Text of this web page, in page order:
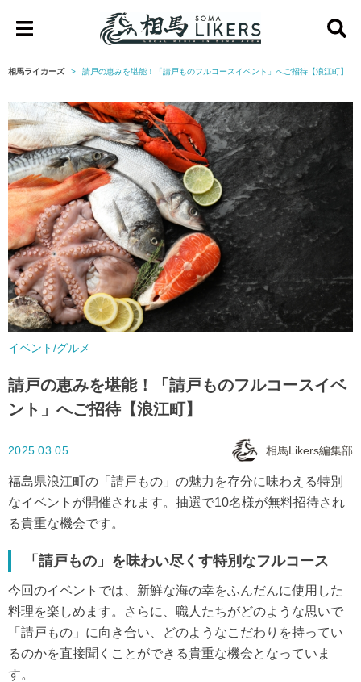
馬
イ
カ
ー
ズ
相馬ライカーズ 請戸の恵みを堪能！「請戸ものフルコースイベント」へご招待【浪江町】
イベント/グルメ
請戸の恵みを堪能！「請戸ものフルコースイベ
ント」へご招待【浪江町】
2025.03.05 相馬Likers編集部
福島県浪江町の「請戸もの」の魅力を存分に味わえる特別
なイベントが開催されます。抽選で10名様が無料招待され
る貴重な機会です。
「請戸もの」を味わい尽くす特別なフルコース
今回のイベントでは、新鮮な海の幸をふんだんに使用した
料理を楽しめます。さらに、職人たちがどのような思いで
「請戸もの」に向き合い、どのようなこだわりを持ってい
るのかを直接聞くことができる貴重な機会となっていま
す。